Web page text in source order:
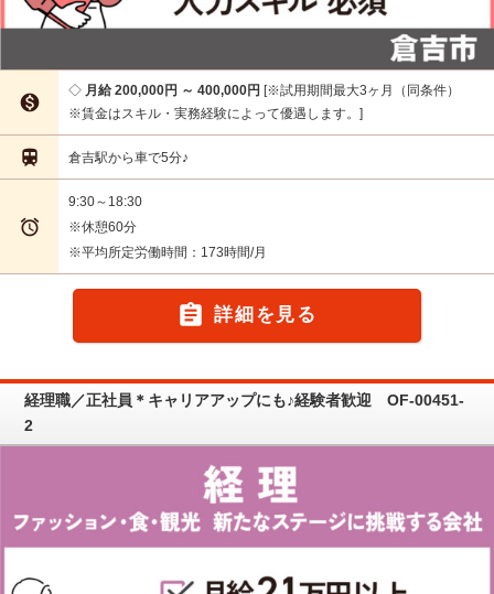

月給 200,000円 ～ 400,000円 ※試用期間最大3ヶ月（同条件）
※賃金はスキル・実務経験によって優遇します。
 倉吉駅から車で5分♪

9:30～18:30
※休憩60分
※平均所定労働時間：173時間/月
 詳細を見る
経理職／正社員＊キャリアアップにも♪経験者歓迎 OF-00451-
2